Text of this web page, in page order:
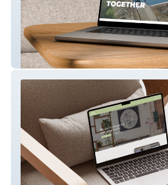
Sealtec